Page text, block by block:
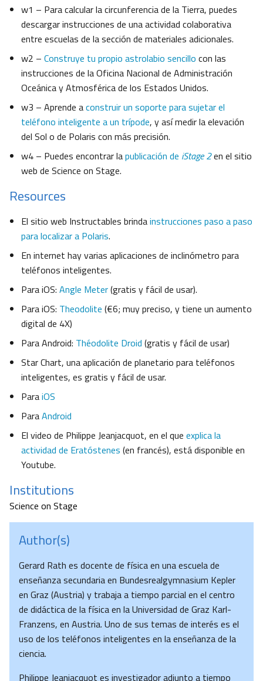
w1 – Para calcular la circunferencia de la Tierra, puedes
descargar instrucciones de una actividad colaborativa
entre escuelas de la sección de materiales adicionales.
w2 – Construye tu propio astrolabio sencillo con las
instrucciones de la Oficina Nacional de Administración
Oceánica y Atmosférica de los Estados Unidos.
w3 – Aprende aconstruir un soporte para sujetar el
teléfono inteligente a un trípode, y así medir la elevación
del Sol o de Polaris con más precisión.
w4 – Puedes encontrar lapublicación de iStage 2en el sitio
web de Science on Stage.
Resources
El sitio web Instructables brindainstrucciones paso a paso
para localizar a Polaris.
En internet hay varias aplicaciones de inclinómetro para
teléfonos inteligentes.
Para iOS: Angle Meter(gratis y fácil de usar).
Para iOS: Theodolite (€6; muy preciso, y tiene un aumento
digital de 4X)
Para Android: Théodolite Droid (gratis y fácil de usar)
Star Chart, una aplicación de planetario para teléfonos
inteligentes, es gratis y fácil de usar.
ParaiOS
ParaAndroid
El video de Philippe Jeanjacquot, en el que explica la
actividad de Eratóstenes (en francés), está disponible en
Youtube.
Institutions
Science on Stage
Author(s)
Gerard Rath es docente de física en una escuela de
enseñanza secundaria en Bundesrealgymnasium Kepler
en Graz (Austria) y trabaja a tiempo parcial en el centro
de didáctica de la física en la Universidad de Graz Karl-
Franzens, en Austria. Uno de sus temas de interés es el
uso de los teléfonos inteligentes en la enseñanza de la
ciencia.
Philippe Jeanjacquot es investigador adjunto a tiempo